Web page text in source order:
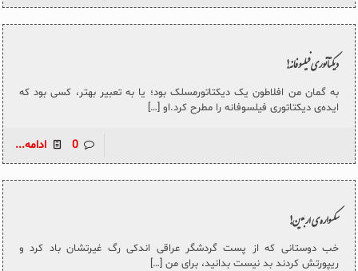
دیکتاتوری فیلسوفانه!
به گمان من افلاطون یک دیکتاتورمسلک بود؛ یا به تعبیر بهتر، کسی بود که
ایده‌ی دیکتاتوری فیلسوفانه را مطرح کرد.او […]
0 ادامه...
سکسواره‌ی اربعین!
خب دوستانی که از پست گردشگر عراقی اندکی رگ غیرتشان باد کرد و
ریپورتش کردند بد نیست بدانید، برای من […]